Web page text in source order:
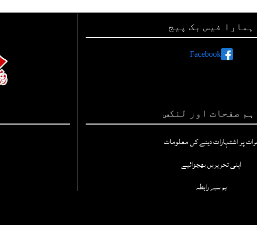
ہمارا فیس بک پیج
Facebook
صفحات اور لنکس
پر اشتہارات دینے کی معلومات
اپنی تحریریں بھجوائیے
ہم سے رابطہ